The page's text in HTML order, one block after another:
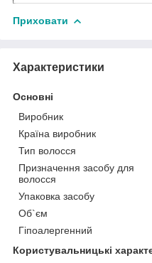
Приховати
Характеристики
Основні
Виробник
Країна виробник
Тип волосся
Призначення засобу для
волосся
Упаковка засобу
Об`єм
Гіпоалергенний
Користувальницькі